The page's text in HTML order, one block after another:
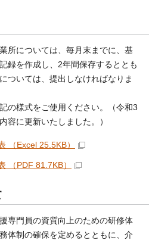
所については、毎月末までに、基
録を作成し、2年間保存するととも
ついては、提出しなければなりま
の様式をご使用ください。（令和3
容に更新いたしました。）
（Excel 25.5KB）
（PDF 81.7KB）
専門員の資質向上のための研修体
体制の確保を定めるとともに、介